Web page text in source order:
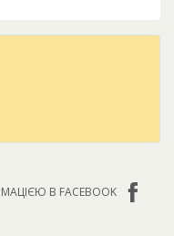
В FACEBOOK